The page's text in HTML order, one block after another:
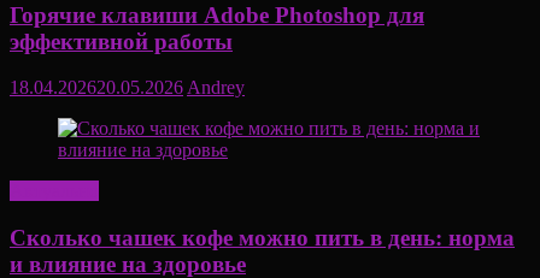
Горячие клавиши Adobe Photoshop для
эффективной работы
18.04.202620.05.2026 Andrey
Сколько чашек кофе можно пить в день: норма
и влияние на здоровье